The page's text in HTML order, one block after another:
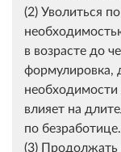
(2) Уволиться
в возрасте до
формулировка,
необходимости
влияет на
по безработице.
(3) Продолжать